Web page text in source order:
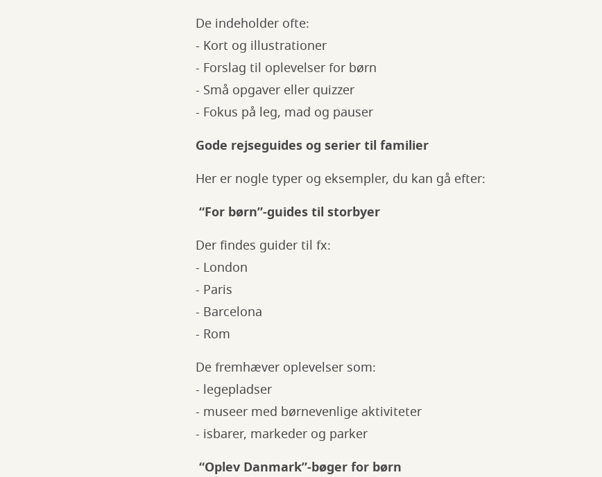
De indeholder ofte:
- Kort og illustrationer
- Forslag til oplevelser for børn
- Små opgaver eller quizzer
- Fokus på leg, mad og pauser
Gode rejseguides og serier til familier
Her er nogle typer og eksempler, du kan gå efter:
“For børn”-guides til storbyer
Der findes guider til fx:
- London
- Paris
- Barcelona
- Rom
De fremhæver oplevelser som:
- legepladser
- museer med børnevenlige aktiviteter
- isbarer, markeder og parker
“Oplev Danmark”-bøger for børn